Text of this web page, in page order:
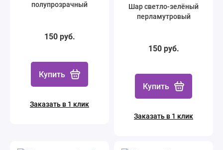
полупрозрачный
150 руб.
Купить
Заказать в 1 клик
Шар светло-зелёный
перламутровый
150 руб.
Купить
Заказать в 1 клик